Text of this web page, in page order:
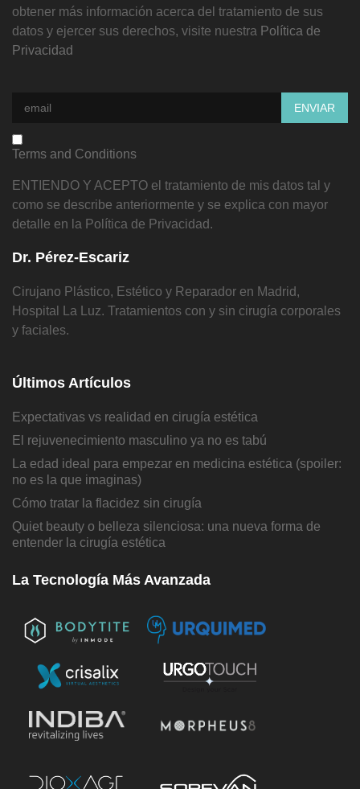
obtener más información acerca del tratamiento de sus
datos y ejercer sus derechos, visite nuestra Política de
Privacidad
Terms and Conditions
ENTIENDO Y ACEPTO el tratamiento de mis datos tal y
como se describe anteriormente y se explica con mayor
detalle en la Política de Privacidad.
Dr. Pérez-Escariz
Cirujano Plástico, Estético y Reparador en Madrid,
Hospital La Luz. Tratamientos con y sin cirugía corporales
y faciales.
Últimos Artículos
Expectativas vs realidad en cirugía estética
El rejuvenecimiento masculino ya no es tabú
La edad ideal para empezar en medicina estética (spoiler:
no es la que imaginas)
Cómo tratar la flacidez sin cirugía
Quiet beauty o belleza silenciosa: una nueva forma de
entender la cirugía estética
La Tecnología Más Avanzada